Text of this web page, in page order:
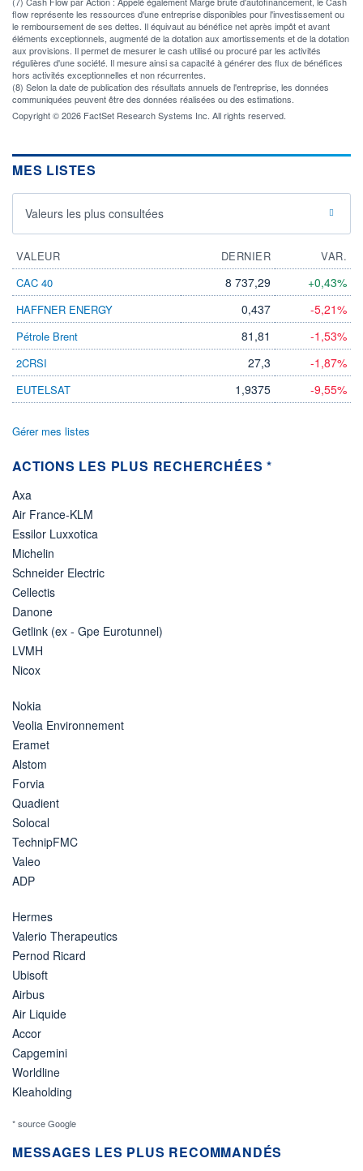
flow représente les ressources d'une entreprise disponibles pour l'investissement ou
le remboursement de ses dettes. Il équivaut au bénéfice net après impôt et avant
éléments exceptionnels, augmenté de la dotation aux amortissements et de la dotation
aux provisions. Il permet de mesurer le cash utilisé ou procuré par les activités
régulières d'une société. Il mesure ainsi sa capacité à générer des flux de bénéfices
hors activités exceptionnelles et non récurrentes.
(8) Selon la date de publication des résultats annuels de l'entreprise, les données
communiquées peuvent être des données réalisées ou des estimations.
Copyright © 2026 FactSet Research Systems Inc. All rights reserved.
MES LISTES
Valeurs les plus consultées
VALEUR DERNIER
VAR.
CAC 40
8 737,29 +0,43%
HAFFNER ENERGY 0,437 -5,21%
Pétrole Brent 81,81 -1,53%
2CRSI 27,3 -1,87%
EUTELSAT 1,9375 -9,55%
Gérer mes listes
ACTIONS LES PLUS RECHERCHÉES *
Axa
Air France-KLM
Essilor Luxxotica
Michelin
Schneider Electric
Cellectis
Danone
Getlink (ex - Gpe Eurotunnel)
LVMH
Nicox
Nokia
Veolia Environnement
Eramet
Alstom
Forvia
Quadient
Solocal
TechnipFMC
Valeo
ADP
Hermes
Valerio Therapeutics
Pernod Ricard
Ubisoft
Airbus
Air Liquide
Accor
Capgemini
Worldline
Kleaholding
* source Google
MESSAGES LES PLUS RECOMMANDÉS